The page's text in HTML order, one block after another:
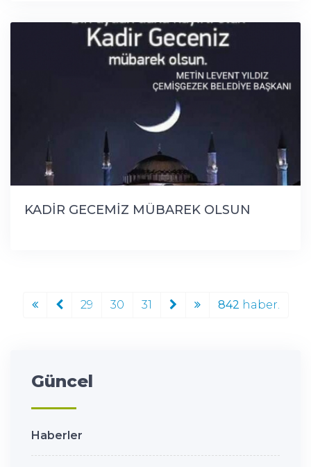
KADİR GECEMİZ MÜBAREK OLSUN
29 30 31 842 haber.
Güncel
Haberler